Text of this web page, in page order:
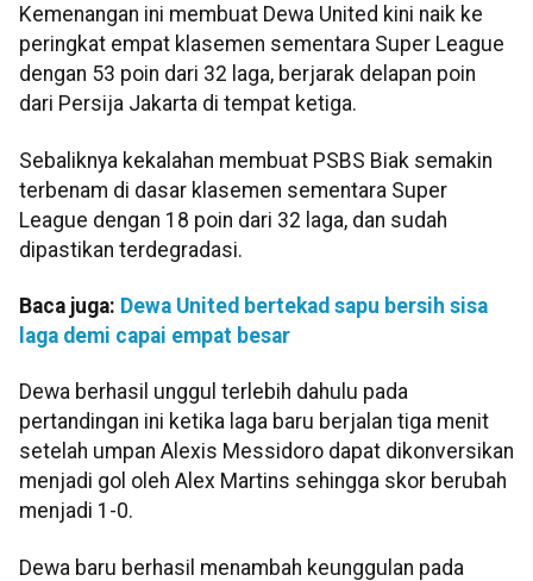
Kemenangan ini membuat Dewa United kini naik ke
peringkat empat klasemen sementara Super League
dengan 53 poin dari 32 laga, berjarak delapan poin
dari Persija Jakarta di tempat ketiga.
Sebaliknya kekalahan membuat PSBS Biak semakin
terbenam di dasar klasemen sementara Super
League dengan 18 poin dari 32 laga, dan sudah
dipastikan terdegradasi.
Baca juga: Dewa United bertekad sapu bersih sisa
laga demi capai empat besar
Dewa berhasil unggul terlebih dahulu pada
pertandingan ini ketika laga baru berjalan tiga menit
setelah umpan Alexis Messidoro dapat dikonversikan
menjadi gol oleh Alex Martins sehingga skor berubah
menjadi 1-0.
Dewa baru berhasil menambah keunggulan pada